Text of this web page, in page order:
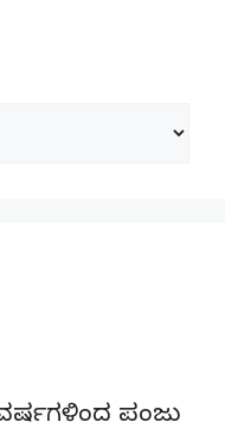
ಪಂಜು